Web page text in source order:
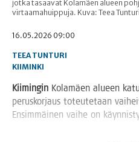
jotka tasaavat Kolamäen alueen
virtaamahuippuja. Kuva: Teea Tunturi
16.05.2026 09:00
TEEA TUNTURI
KIIMINKI
Kii­min­gin Kola­mäen alu­een
perus­kor­jaus toteu­te­taan
Ensim­mäi­nen vai­he on